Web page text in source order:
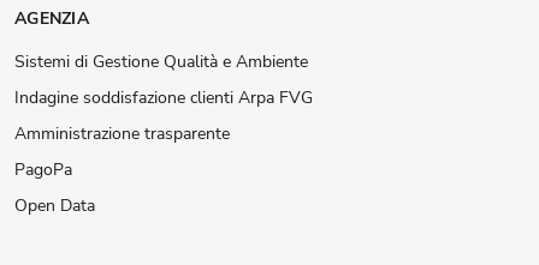
AGENZIA
Sistemi di Gestione Qualità e Ambiente
Indagine soddisfazione clienti Arpa FVG
Amministrazione trasparente
PagoPa
Open Data